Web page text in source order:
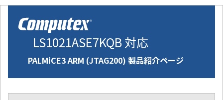
LS1021ASE7KQB 対応
PALMiCE3 ARM (JTAG200) 製品紹介ページ